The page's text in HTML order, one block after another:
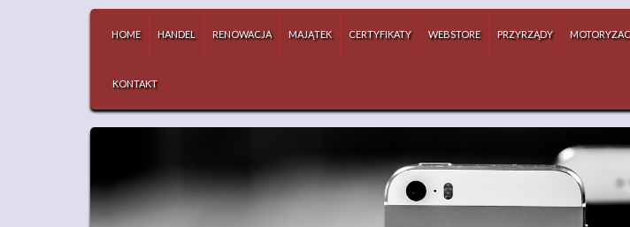
HOME HANDEL RENOWACJA MAJĄTEK CERTYFIKATY WEBSTORE PRZYRZĄDY
KONTAKT